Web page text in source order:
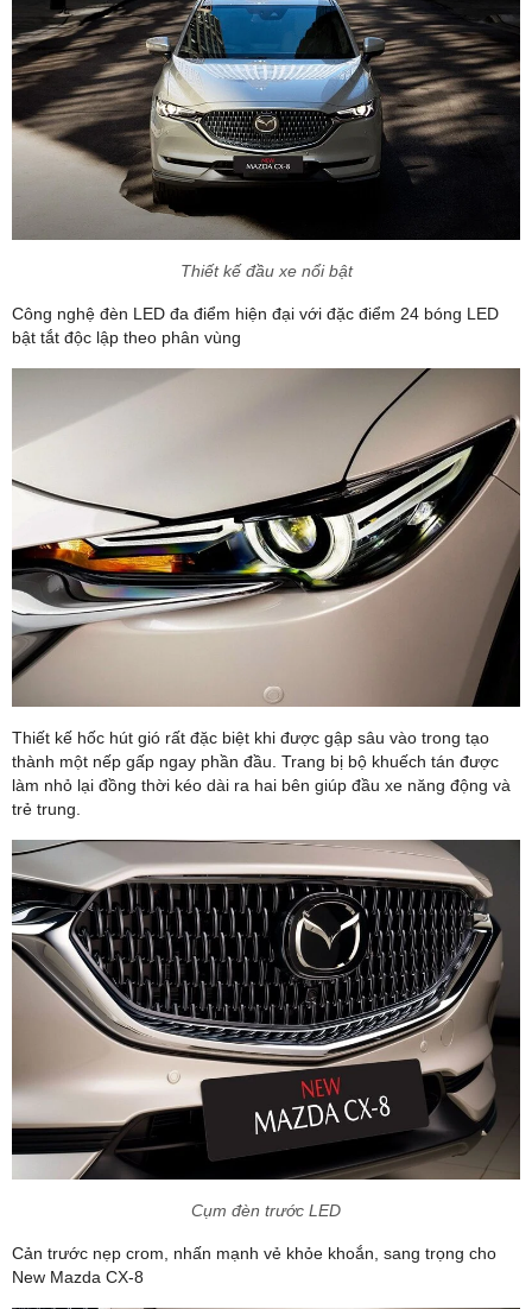
Thiết kế đầu xe nổi bật
Công nghệ đèn LED đa điểm hiện đại với đặc điểm 24 bóng LED
bật tắt độc lập theo phân vùng
Thiết kế hốc hút gió rất đặc biệt khi được gập sâu vào trong tạo
thành một nếp gấp ngay phần đầu. Trang bị bộ khuếch tán được
làm nhỏ lại đồng thời kéo dài ra hai bên giúp đầu xe năng động và
trẻ trung.
Cụm đèn trước LED
Cản trước nẹp crom, nhấn mạnh vẻ khỏe khoắn, sang trọng cho
New Mazda CX-8